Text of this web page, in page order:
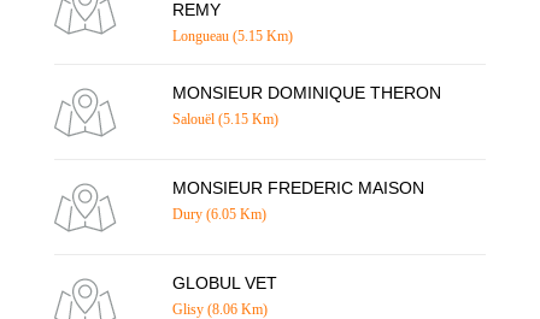
REMY
Longueau (5.15 Km)
MONSIEUR DOMINIQUE THERON
Salouël (5.15 Km)
MONSIEUR FREDERIC MAISON
Dury (6.05 Km)
GLOBUL VET
Glisy (8.06 Km)